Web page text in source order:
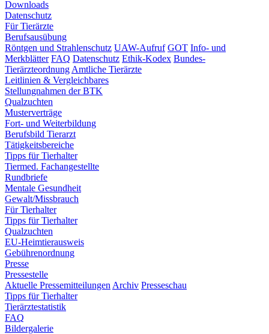
Downloads
Datenschutz
Für Tierärzte
Berufsausübung
Röntgen und Strahlenschutz UAW-Aufruf GOT Info- und
Merkblätter FAQ Datenschutz Ethik-Kodex Bundes-
Tierärzteordnung Amtliche Tierärzte
Leitlinien & Vergleichbares
Stellungnahmen der BTK
Qualzuchten
Musterverträge
Fort- und Weiterbildung
Berufsbild Tierarzt
Tätigkeitsbereiche
Tipps für Tierhalter
Tiermed. Fachangestellte
Rundbriefe
Mentale Gesundheit
Gewalt/Missbrauch
Für Tierhalter
Tipps für Tierhalter
Qualzuchten
EU-Heimtierausweis
Gebührenordnung
Presse
Pressestelle
Aktuelle Pressemitteilungen Archiv Presseschau
Tipps für Tierhalter
Tierärztestatistik
FAQ
Bildergalerie